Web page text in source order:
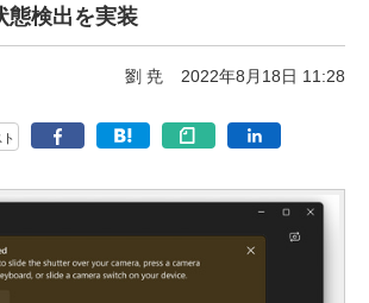
態検出を実装
劉 尭 2022年8月18日 11:28
ト